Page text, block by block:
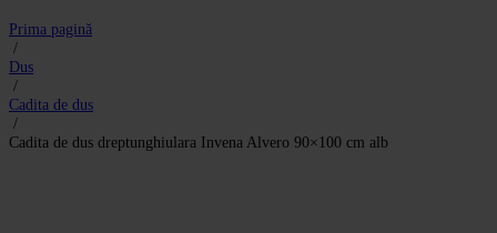
Prima pagină
/
Dus
/
Cadita de dus
/
Cadita de dus dreptunghiulara Invena Alvero 90×100 cm alb